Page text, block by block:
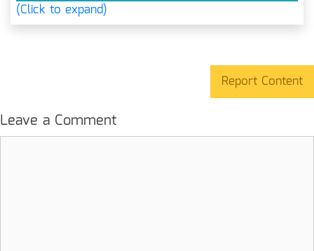
(Click to expand)
Report Content
Leave a Comment